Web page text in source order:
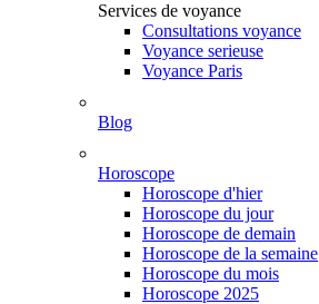
Services de voyance
Consultations voyance
Voyance serieuse
Voyance Paris
Blog
Horoscope
Horoscope d'hier
Horoscope du jour
Horoscope de demain
Horoscope de la semaine
Horoscope du mois
Horoscope 2025